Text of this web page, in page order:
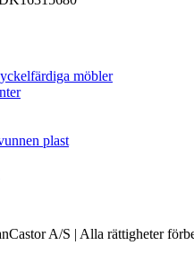
möbler
plast
A/S | Alla rättigheter